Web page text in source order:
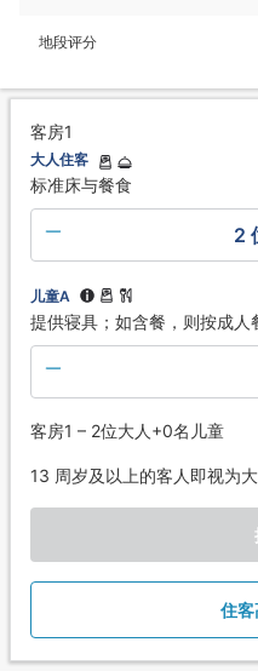
地段评分
客房1
大人住客
标准床与餐食
2
儿童A
提供寝具；如含餐，则按成
客房1 – 2位大人+0名儿童
13 周岁及以上的客人即视为
住